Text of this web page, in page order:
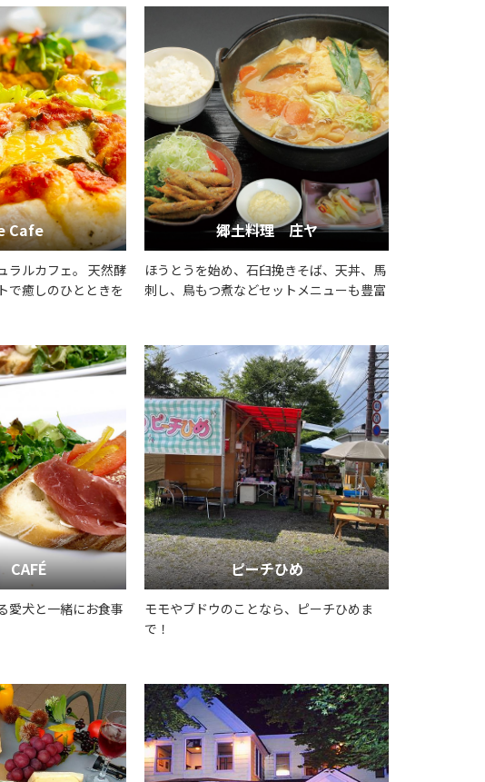
Cafe
ラルカフェ。 天然酵
で癒しのひとときを
郷土料理 庄ヤ
ほうとうを始め、石臼挽きそば、天丼、馬
刺し、鳥もつ煮などセットメニューも豊富
CAFÉ
愛犬と一緒にお食事
ピーチひめ
モモやブドウのことなら、ピーチひめま
で！